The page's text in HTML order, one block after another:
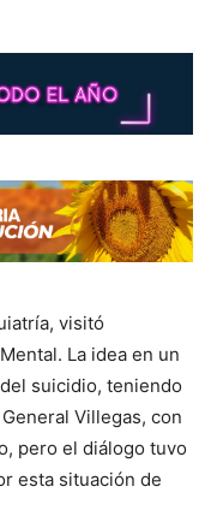
visitó
La idea en un
suicidio, teniendo
Villegas, con
pero el diálogo tuvo
esta situación de